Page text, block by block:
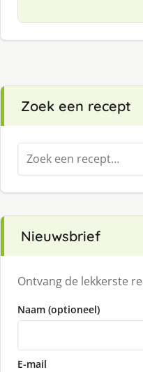
Zoek een recept
Zoeken
naar:
Nieuwsbrief
Ontvang de lekkerste
Naam (optioneel)
E-mail